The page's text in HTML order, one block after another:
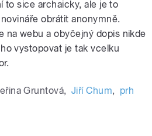
to sice archaicky, ale je to
obrátit anonymně.
na webu a obyčejný dopis nikde
vystopovat je tak vcelku
Gruntová, Jiří Chum, prh